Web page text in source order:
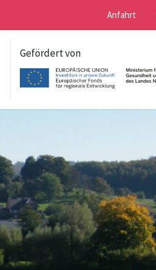
Anfahrt
Gefördert von